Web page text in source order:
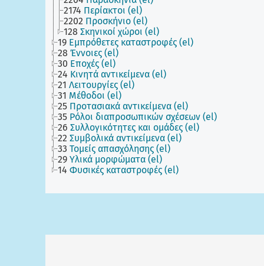
2174 Περίακτοι (el)
2202 Προσκήνιο (el)
128 Σκηνικοί χώροι (el)
19 Εμπρόθετες καταστροφές (el)
28 Έννοιες (el)
30 Εποχές (el)
24 Κινητά αντικείμενα (el)
21 Λειτουργίες (el)
31 Μέθοδοι (el)
25 Προτασιακά αντικείμενα (el)
35 Ρόλοι διαπροσωπικών σχέσεων (el)
26 Συλλογικότητες και ομάδες (el)
22 Συμβολικά αντικείμενα (el)
33 Τομείς απασχόλησης (el)
29 Υλικά μορφώματα (el)
14 Φυσικές καταστροφές (el)